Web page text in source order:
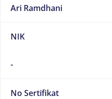
Ari Ramdhani
NIK
-
No Sertifikat